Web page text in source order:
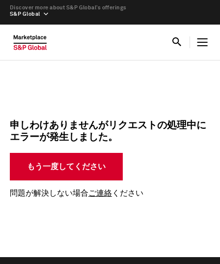
S&P Global
Discover more about S&P Global’s offerings
申しわけありませんがリクエストの処理中に
エラーが発生しました。
もう一度してください
問題が解決しない場合ご連絡 ください